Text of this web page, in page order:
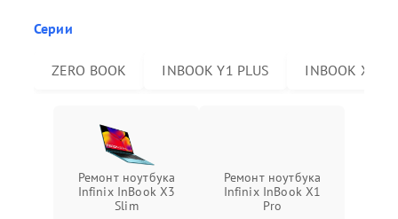
Серии
ZERO BOOK INBOOK Y1 PLUS INBOOK X2
Ремонт ноутбука
Infinix InBook X3
Slim
Ремонт ноутбука
Infinix InBook X1
Pro